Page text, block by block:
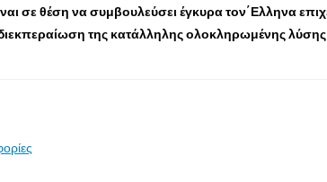
σε θέση να συμβουλεύσει έγκυρα τον΄Ελληνα
της κατάλληλης ολοκληρωμένης λύσης